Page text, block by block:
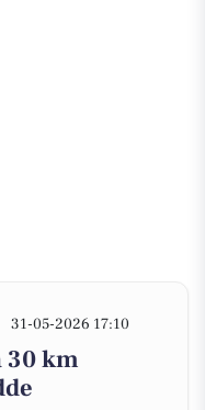
31-05-2026 17:10
30 km